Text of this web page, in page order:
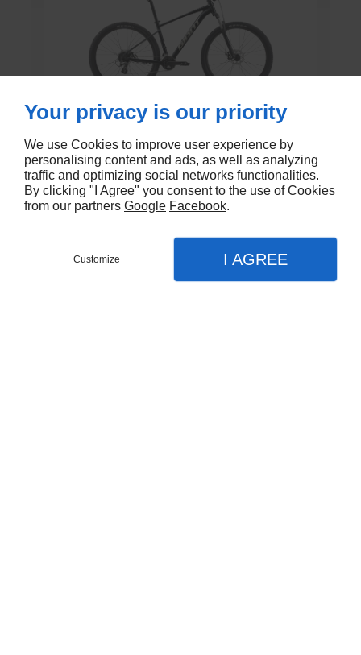
Talon 4 29"
VTT de la marque Giant
€379,00 EUR
Your privacy is our priority
We use Cookies to improve user experience by
personalising content and ads, as well as analyzing
traffic and optimizing social networks functionalities.
By clicking "I Agree" you consent to the use of Cookies
from our partners Google Facebook.
Customize I AGREE